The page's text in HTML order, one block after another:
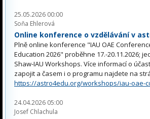
25.05.2026 00:00
Soňa Ehlerová
Online konference o vzdělávání v
Plně online konference "IAU OAE
Education 2026" proběhne 17.-20.11.2026;
Shaw-IAU Workshops. Více informací o
zapojit a časem i o programu najdete na
https://astro4edu.org/workshops/iau-oae-
24.04.2026 05:00
Josef Chlachula